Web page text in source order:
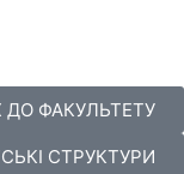
ФАКУЛЬТЕТУ
СТРУКТУРИ